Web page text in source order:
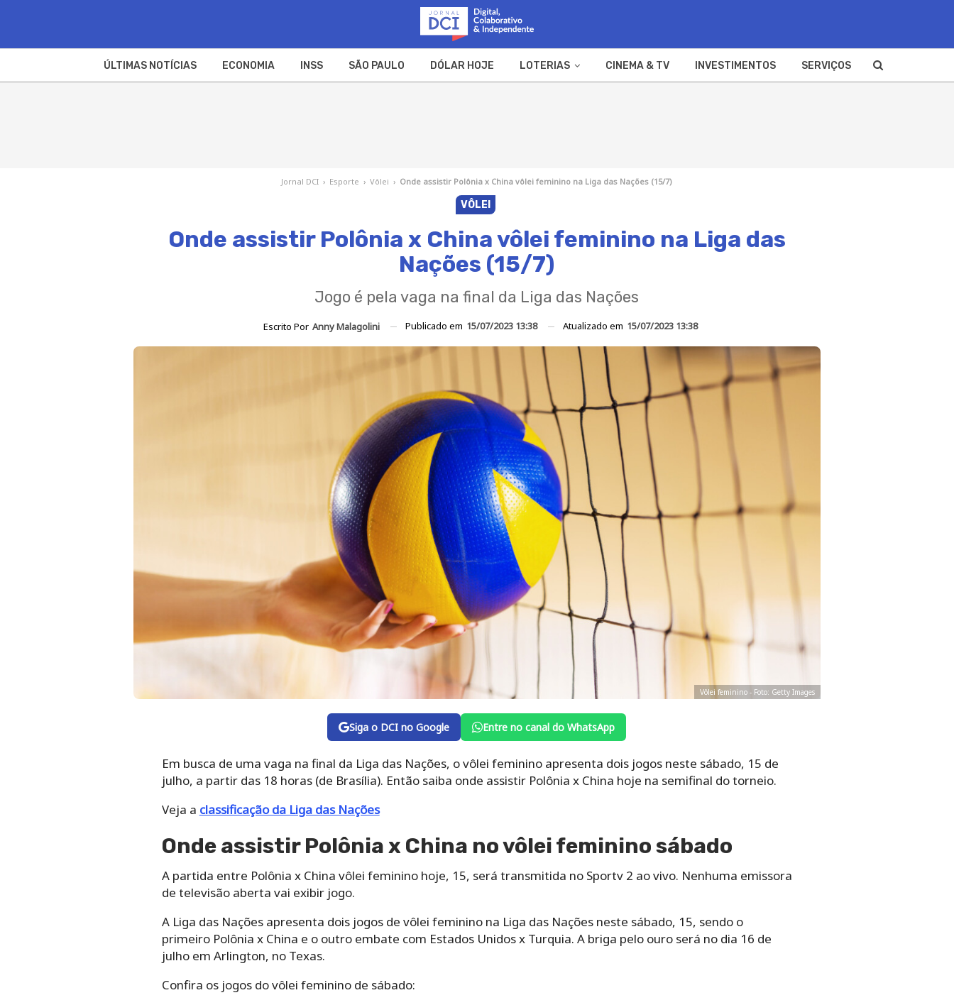
ÚLTIMAS NOTÍCIAS ECONOMIA INSS SÃO PAULO DÓLAR HOJE LOTERIAS CINEMA & TV INVESTIMENTOS SERVIÇOS
Jornal DCI › Esporte › Vôlei › Onde assistir Polônia x China vôlei feminino na Liga das Nações (15/7)
VÔLEI
Onde assistir Polônia x China vôlei feminino na Liga das
Nações (15/7)
Jogo é pela vaga na final da Liga das Nações
Escrito Por Anny Malagolini Publicado em 15/07/2023 13:38 Atualizado em 15/07/2023 13:38
Vôlei feminino - Foto: Getty Images
Siga o DCI no Google Entre no canal do WhatsApp
Em busca de uma vaga na final da Liga das Nações, o vôlei feminino apresenta dois jogos neste sábado, 15 de
julho, a partir das 18 horas (de Brasília). Então saiba onde assistir Polônia x China hoje na semifinal do torneio.
Veja a classificação da Liga das Nações
Onde assistir Polônia x China no vôlei feminino sábado
A partida entre Polônia x China vôlei feminino hoje, 15, será transmitida no Sportv 2 ao vivo. Nenhuma emissora
de televisão aberta vai exibir jogo.
A Liga das Nações apresenta dois jogos de vôlei feminino na Liga das Nações neste sábado, 15, sendo o
primeiro Polônia x China e o outro embate com Estados Unidos x Turquia. A briga pelo ouro será no dia 16 de
julho em Arlington, no Texas.
Confira os jogos do vôlei feminino de sábado: